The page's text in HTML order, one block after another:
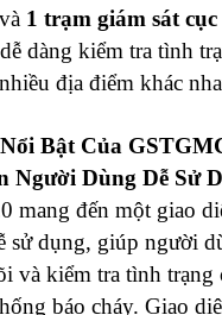
và 1 trạm giám sát cục
dàng kiểm tra tình
địa điểm khác
Bật Của
Người Dùng Dễ Sử
mang đến một giao
sử dụng, giúp người
và kiểm tra tình trạng
báo cháy. Giao